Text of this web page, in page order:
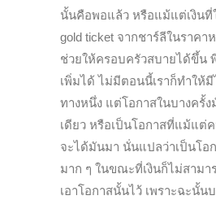
นั้นคือพอแล้ว หรือแม้แต่เงินที่
gold ticket จากชาร์ลีในราคา
ช่วยให้ครอบครัวสบายได้ขึ้น พี
เพิ่มได้ ไม่มีตอนนี้เราก็ทำให้
ทางหนึ่ง แต่โอกาสในบางครั้
เดียว หรือเป็นโอกาสที่แม้แต่
จะได้มันมา นั่นแปลว่าเป็นโ
มาก ๆ ในขณะที่เงินก็ไม่สามา
เอาโอกาสนั้นไว้ เพราะฉะนั้น